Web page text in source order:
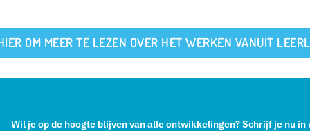
OM MEER TE LEZEN OVER HET WERKEN VANUIT
Wil je op de hoogte blijven van alle ontwikkelingen? Schrijf je nu in